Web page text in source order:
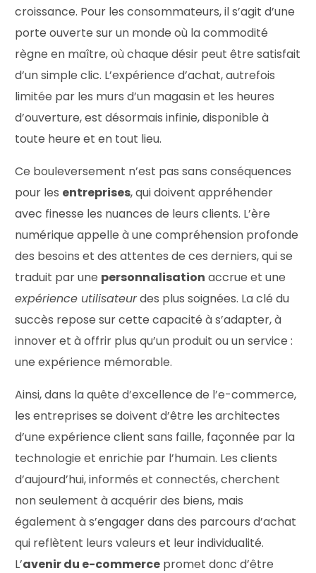
croissance. Pour les consommateurs, il s’agit d’une
porte ouverte sur un monde où la commodité
règne en maître, où chaque désir peut être satisfait
d’un simple clic. L’expérience d’achat, autrefois
limitée par les murs d’un magasin et les heures
d’ouverture, est désormais infinie, disponible à
toute heure et en tout lieu.
Ce bouleversement n’est pas sans conséquences
pour les entreprises, qui doivent appréhender
avec finesse les nuances de leurs clients. L’ère
numérique appelle à une compréhension profonde
des besoins et des attentes de ces derniers, qui se
traduit par une personnalisation accrue et une
expérience utilisateurdes plus soignées. La clé du
succès repose sur cette capacité à s’adapter, à
innover et à offrir plus qu’un produit ou un service :
une expérience mémorable.
Ainsi, dans la quête d’excellence de l’e-commerce,
les entreprises se doivent d’être les architectes
d’une expérience client sans faille, façonnée par la
technologie et enrichie par l’humain. Les clients
d’aujourd’hui, informés et connectés, cherchent
non seulement à acquérir des biens, mais
également à s’engager dans des parcours d’achat
qui reflètent leurs valeurs et leur individualité.
L’avenir du e-commerce promet donc d’être